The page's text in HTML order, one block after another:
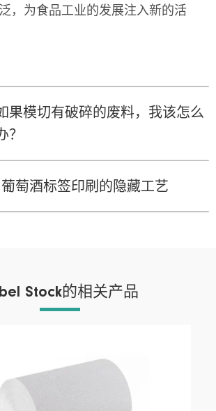
，为食品工业的发展注入新的活
果模切有破碎的废料，我该怎么
？
葡萄酒标签印刷的隐藏工艺
Stock的相关产品